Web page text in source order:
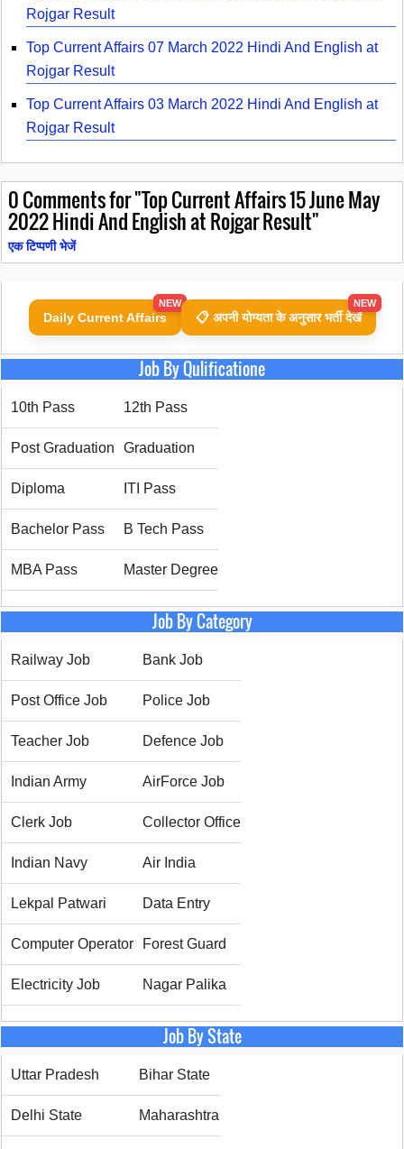
Rojgar Result
Top Current Affairs 07 March 2022 Hindi And English at
Rojgar Result
Top Current Affairs 03 March 2022 Hindi And English at
Rojgar Result
0Comments for "Top Current Affairs 15 June May
2022 Hindi And English at Rojgar Result"
एक टिप्पणी भेजें
Daily Current Affairs
NEW
📋 अपनी योग्यता के अनुसार भर्ती देखें
NEW
Job By Qulificatione
10th Pass 12th Pass
Post Graduation Graduation
Diploma ITI Pass
Bachelor Pass B Tech Pass
MBA Pass Master Degree
Job By Category
Railway Job Bank Job
Post Office Job Police Job
Teacher Job Defence Job
Indian Army AirForce Job
Clerk Job Collector Office
Indian Navy Air India
Lekpal Patwari Data Entry
Computer Operator Forest Guard
Electricity Job Nagar Palika
Job By State
Uttar Pradesh Bihar State
Delhi State Maharashtra